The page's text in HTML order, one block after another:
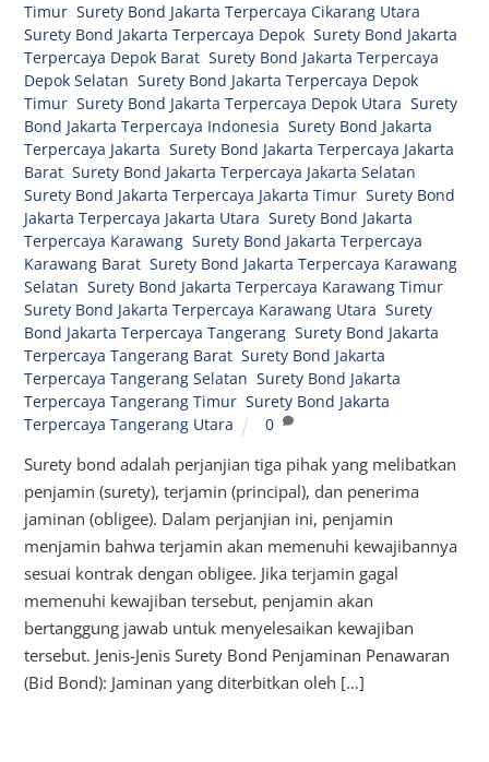
Timur ,Surety Bond Jakarta Terpercaya Cikarang Utara
Surety Bond Jakarta Terpercaya Depok ,Surety Bond Jakarta
Terpercaya Depok Barat ,Surety Bond Jakarta Terpercaya
Depok Selatan ,Surety Bond Jakarta Terpercaya Depok
Timur ,Surety Bond Jakarta Terpercaya Depok Utara ,Surety
Bond Jakarta Terpercaya Indonesia ,Surety Bond Jakarta
Terpercaya Jakarta ,Surety Bond Jakarta Terpercaya Jakarta
Barat ,Surety Bond Jakarta Terpercaya Jakarta Selatan
Surety Bond Jakarta Terpercaya Jakarta Timur ,Surety Bond
Jakarta Terpercaya Jakarta Utara ,Surety Bond Jakarta
Terpercaya Karawang ,Surety Bond Jakarta Terpercaya
Karawang Barat ,Surety Bond Jakarta Terpercaya Karawang
Selatan ,Surety Bond Jakarta Terpercaya Karawang Timur
Surety Bond Jakarta Terpercaya Karawang Utara ,Surety
Bond Jakarta Terpercaya Tangerang ,Surety Bond Jakarta
Terpercaya Tangerang Barat ,Surety Bond Jakarta
Terpercaya Tangerang Selatan ,Surety Bond Jakarta
Terpercaya Tangerang Timur ,Surety Bond Jakarta
Terpercaya Tangerang Utara
0
Surety bond adalah perjanjian tiga pihak yang melibatkan
penjamin (surety), terjamin (principal), dan penerima
jaminan (obligee). Dalam perjanjian ini, penjamin
menjamin bahwa terjamin akan memenuhi kewajibannya
sesuai kontrak dengan obligee. Jika terjamin gagal
memenuhi kewajiban tersebut, penjamin akan
bertanggung jawab untuk menyelesaikan kewajiban
tersebut. Jenis-Jenis Surety Bond Penjaminan Penawaran
(Bid Bond): Jaminan yang diterbitkan oleh […]